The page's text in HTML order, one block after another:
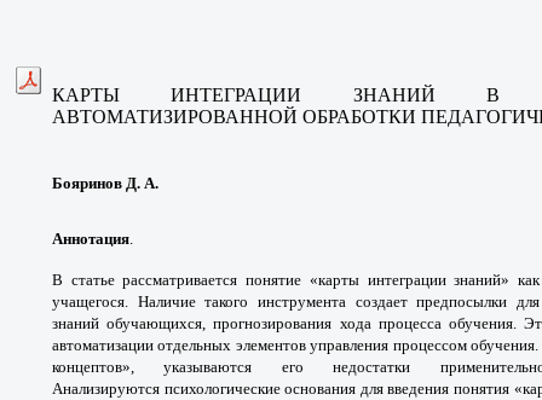
КАРТЫ ИНТЕГРАЦИИ ЗНАНИЙ В
АВТОМАТИЗИРОВАННОЙ ОБРАБОТКИ
Бояринов Д. А.
Аннотация.
В статье рассматривается понятие «карты интеграции знаний»
учащегося. Наличиетакого инструмента создает предпосылки
знанийобучающихся, прогнозирования хода процесса обучения.
автоматизации отдельных элементовуправления процессом
концептов»,указываются его недостатки
Анализируются психологические основания для введенияпонятия